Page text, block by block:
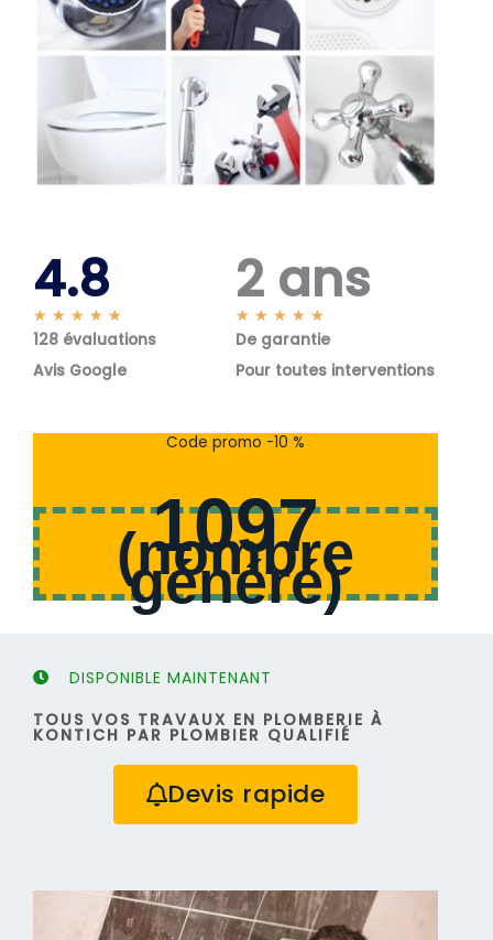
4.8
★ ★ ★ ★ ★
o
s
128 évaluations
Avis Google
2 ans
★ ★ ★ ★ ★
o
s
De garantie
Pour toutes interventions
Code promo -10 %
1097
(nombre
généré)
DISPONIBLE MAINTENANT
TOUS VOS TRAVAUX EN PLOMBERIE À
KONTICH PAR PLOMBIER QUALIFIÉ
Devis rapide